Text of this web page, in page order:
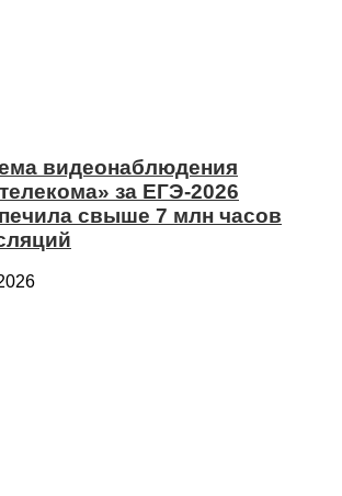
видеонаблюдения
за ЕГЭ-2026
свыше 7 млн часов